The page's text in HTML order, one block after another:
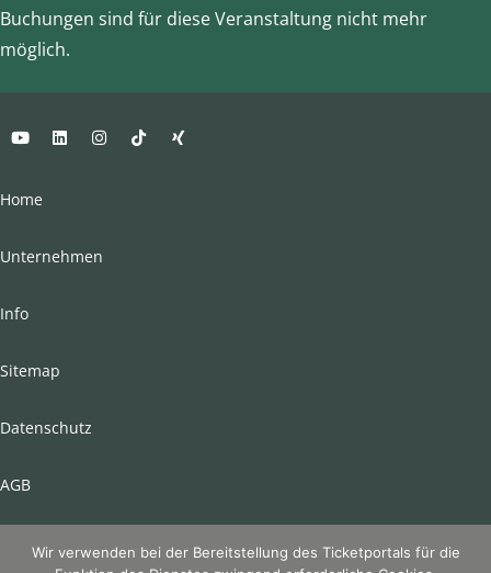
Buchungen sind für diese Veranstaltung nicht mehr
möglich.
Home
Unternehmen
Info
Sitemap
Datenschutz
AGB
Impressum
Wir verwenden bei der Bereitstellung des Ticketportals für die